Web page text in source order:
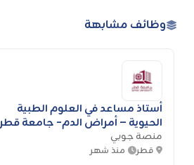
وظائف مشابهة
أستاذ مساعد في العلوم الطبية
الحيوية – أمراض الدم- جامعة قطر
منصة جوبي
قطر منذ شهر